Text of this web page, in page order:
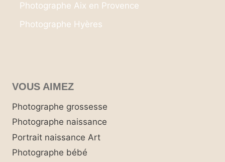
Photographe Aix en Provence
Photographe Hyères
VOUS AIMEZ
Photographe grossesse
Photographe naissance
Portrait naissance Art
Photographe bébé